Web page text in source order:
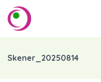
Skener_20250814